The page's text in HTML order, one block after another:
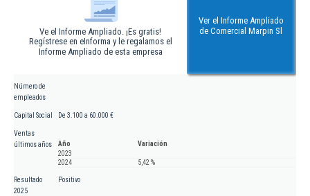
Ve el Informe Ampliado. ¡Es gratis!
Regístrese en eInforma y le regalamos el
Informe Ampliado de esta empresa
Ver el Informe Ampliado
de Comercial Marpin Sl
Número de
empleados
Capital Social De 3.100 a 60.000 €
Ventas
últimos años
Año
Variación
2023
2024
5,42 %
Resultado
2025
Positivo